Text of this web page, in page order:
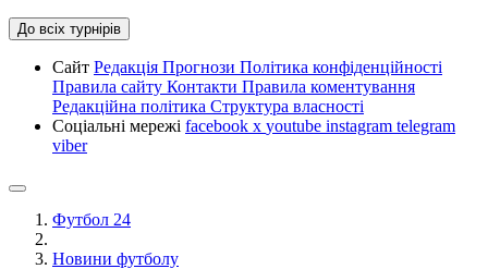
До всіх турнірів
Сайт Редакція Прогнози Політика конфіденційності
Правила сайту Контакти Правила коментування
Редакційна політика Структура власності
Соціальні мережі facebook x youtube instagram telegram
viber
Футбол 24
Новини футболу